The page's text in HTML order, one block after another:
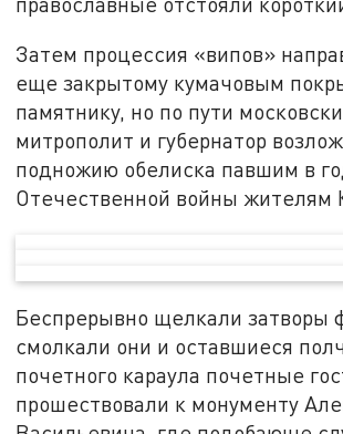
Затем процессия «випов»
еще закрытому кумачовым
памятнику, но по пути
митрополит и губернатор
подножию обелиска павшим в
Отечественной войны жителям
Беспрерывно щелкали затворы
смолкали они и оставшиеся
почетного караула почетные
прошествовали к монументу